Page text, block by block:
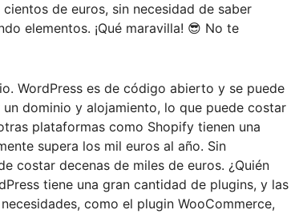
de euros, sin necesidad de saber
elementos. ¡Qué maravilla! 😎 No te
WordPress es de código abierto y se puede
dominio y alojamiento, lo que puede costar
plataformas como Shopify tienen una
supera los mil euros al año. Sin
costar decenas de miles de euros. ¿Quién
tiene una gran cantidad de plugins, y las
como el plugin WooCommerce,